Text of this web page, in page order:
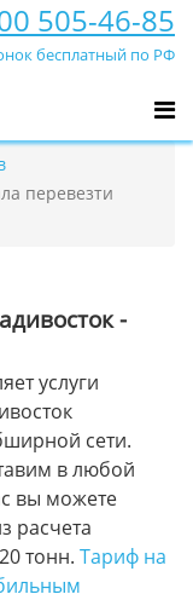
505-46-85
бесплатный по РФ
перевезти
-
услуги
сети.
в любой
вы можете
расчета
тонн. Тариф на